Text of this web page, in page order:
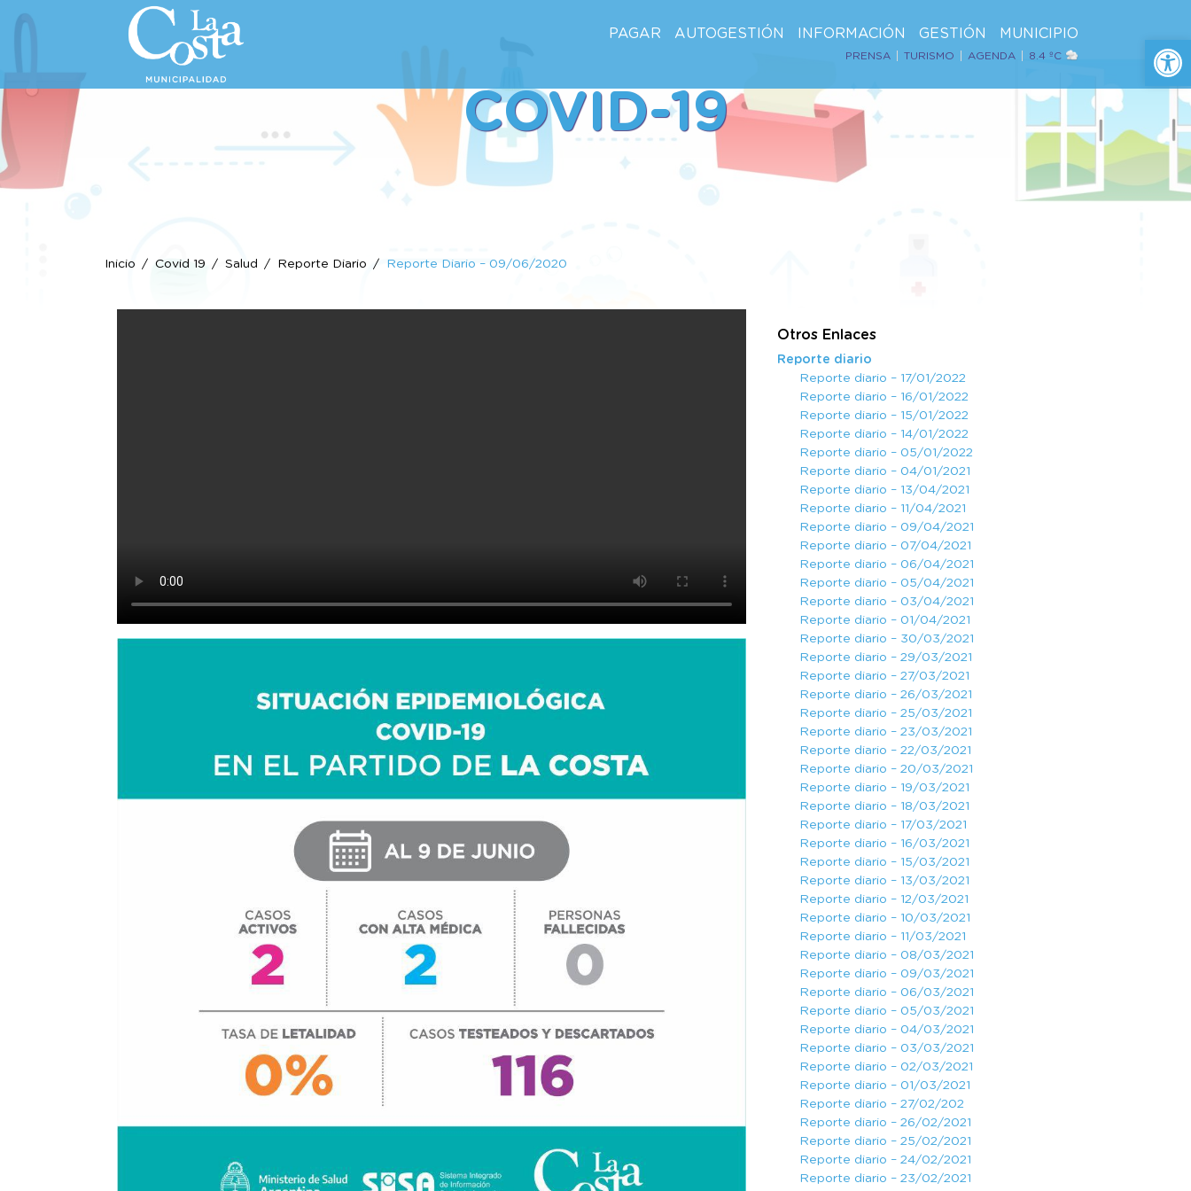
PAGAR AUTOGESTIÓN INFORMACIÓN GESTIÓN MUNICIPIO
PRENSA TURISMO AGENDA 8.4 ºC
COVID-19
Inicio Covid 19 Salud Reporte Diario Reporte Diario – 09/06/2020
Otros Enlaces
Reporte diario
Reporte diario – 17/01/2022
Reporte diario – 16/01/2022
Reporte diario – 15/01/2022
Reporte diario – 14/01/2022
Reporte diario – 05/01/2022
Reporte diario – 04/01/2021
Reporte diario – 13/04/2021
Reporte diario – 11/04/2021
Reporte diario – 09/04/2021
Reporte diario – 07/04/2021
Reporte diario – 06/04/2021
Reporte diario – 05/04/2021
Reporte diario – 03/04/2021
Reporte diario – 01/04/2021
Reporte diario – 30/03/2021
Reporte diario – 29/03/2021
Reporte diario – 27/03/2021
Reporte diario – 26/03/2021
Reporte diario – 25/03/2021
Reporte diario – 23/03/2021
Reporte diario – 22/03/2021
Reporte diario – 20/03/2021
Reporte diario – 19/03/2021
Reporte diario – 18/03/2021
Reporte diario – 17/03/2021
Reporte diario – 16/03/2021
Reporte diario – 15/03/2021
Reporte diario – 13/03/2021
Reporte diario – 12/03/2021
Reporte diario – 10/03/2021
Reporte diario – 11/03/2021
Reporte diario – 08/03/2021
Reporte diario – 09/03/2021
Reporte diario – 06/03/2021
Reporte diario – 05/03/2021
Reporte diario – 04/03/2021
Reporte diario – 03/03/2021
Reporte diario – 02/03/2021
Reporte diario – 01/03/2021
Reporte diario – 27/02/202
Reporte diario – 26/02/2021
Reporte diario – 25/02/2021
Reporte diario – 24/02/2021
Reporte diario – 23/02/2021